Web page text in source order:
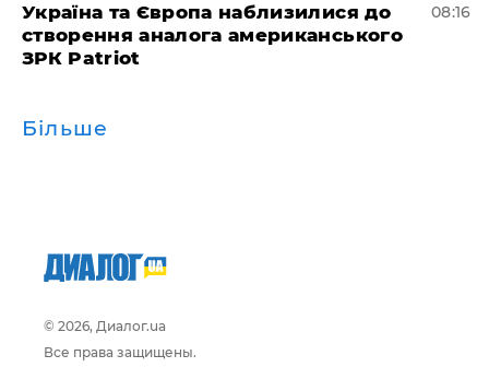
Україна та Європа наблизилися до
створення аналога американського
ЗРК Patriot
08:16
Більше
© 2026, Диалог.ua
Все права защищены.